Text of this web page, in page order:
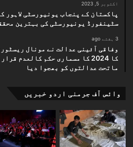
اکتوبر 5, 2023
پاکستان کے پنجاب یونیورسٹی لاہور
سٹینفورڈ یونیورسٹی کی بہترین
3 ہفتے ago
وفاقی آئینی عدالت نے مونال
کا 2024 کا مسماری حکم کالعدم
ماتحت عدالتوں کو بھجوا دیا
وائس آف جرمنی اردو خبریں